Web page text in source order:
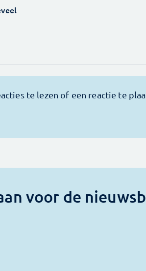
voor de